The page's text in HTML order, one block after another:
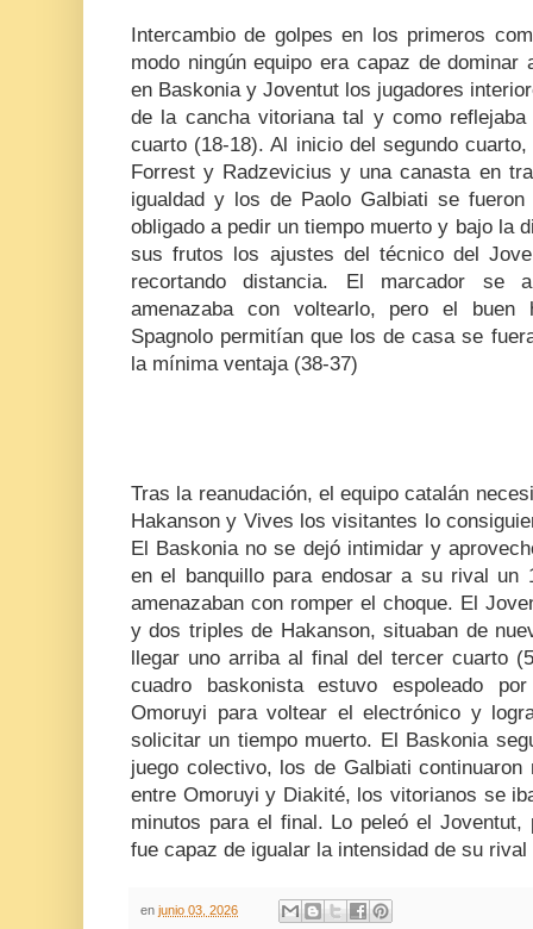
Intercambio de golpes en los primeros
modo ningún equipo era capaz de dominar
en Baskonia y Joventut los jugadores
de la cancha vitoriana tal y como
cuarto (18-18). Al inicio del segundo
Forrest y Radzevicius y una canasta en
igualdad y los de Paolo Galbiati se
obligado a pedir un tiempo muerto y bajo la
sus frutos los ajustes del técnico del
recortando distancia. El marcador se
amenazaba con voltearlo, pero el buen
Spagnolo permitían que los de casa se
la mínima ventaja (38-37)
Tras la reanudación, el equipo catalán
Hakanson y Vives los visitantes lo
El Baskonia no se dejó intimidar y
en el banquillo para endosar a su rival un
amenazaban con romper el choque. El
y dos triples de Hakanson, situaban de
llegar uno arriba al final del tercer cuarto
cuadro baskonista estuvo espoleado
Omoruyi para voltear el electrónico y
solicitar un tiempo muerto. El Baskonia
juego colectivo, los de Galbiati
entre Omoruyi y Diakité, los vitorianos se
minutos para el final. Lo peleó el Joventut,
fue capaz de igualar la intensidad de su
en junio 03, 2026